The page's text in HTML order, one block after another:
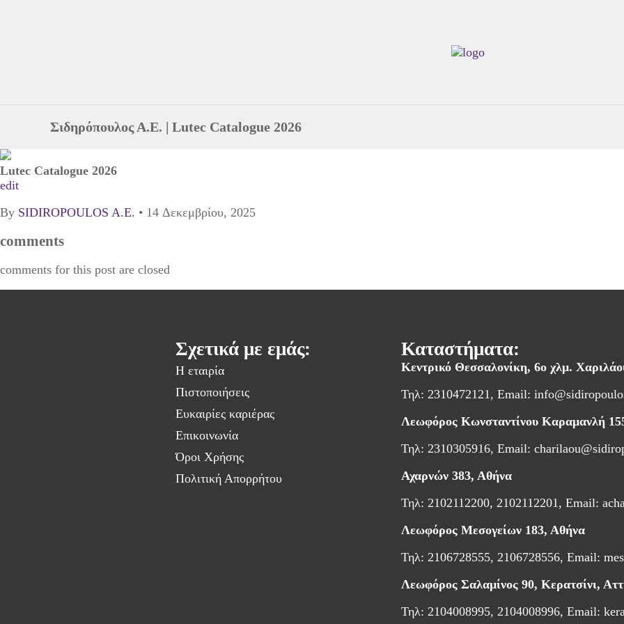
Σιδηρόπουλος Α.Ε. | Lutec Catalogue 2026
Lutec Catalogue 2026
edit
By SIDIROPOULOS A.E. • 14 Δεκεμβρίου, 2025
comments
comments for this post are closed
Σχετικά με εμάς:
Η εταιρία
Πιστοποιήσεις
Ευκαιρίες καριέρας
Επικοινωνία
Όροι Χρήσης
Πολιτική Απορρήτου
Καταστήματα:
Κεντρικό Θεσσαλονίκη, 6ο χλμ.
Τηλ: 2310472121, Email:
Λεωφόρος Κωνσταντίνου Καραμανλή
Τηλ: 2310305916, Email:
Αχαρνών 383, Αθήνα
Τηλ: 2102112200, 2102112201, Email:
Λεωφόρος Μεσογείων 183, Αθήνα
Τηλ: 2106728555, 2106728556, Email:
Λεωφόρος Σαλαμίνος 90, Κερατσίνι,
Τηλ: 2104008995, 2104008996, Email: